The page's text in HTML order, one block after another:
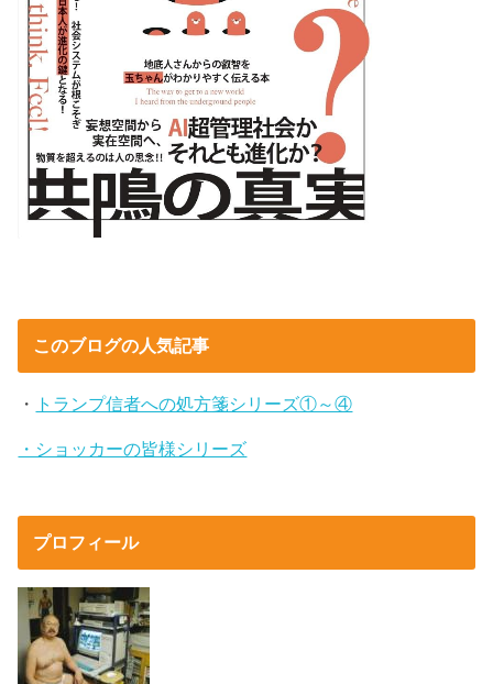
このブログの人気記事
・ トランプ信者への処方箋シリーズ①～④
・ショッカーの皆様シリーズ
プロフィール